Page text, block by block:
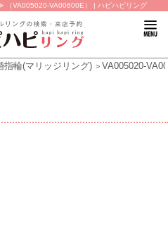
VA005020-VA00600E） | ハピハピリング
指輪(マリッジリング) VA005020-